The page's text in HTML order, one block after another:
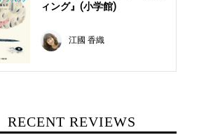
ィング』(小学館)
江國 香織
RECENT REVIEWS